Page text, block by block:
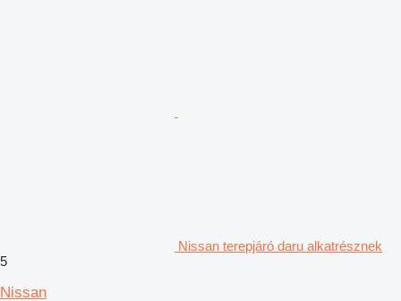
Nissan terepjáró daru alkatrésznek
5
Nissan